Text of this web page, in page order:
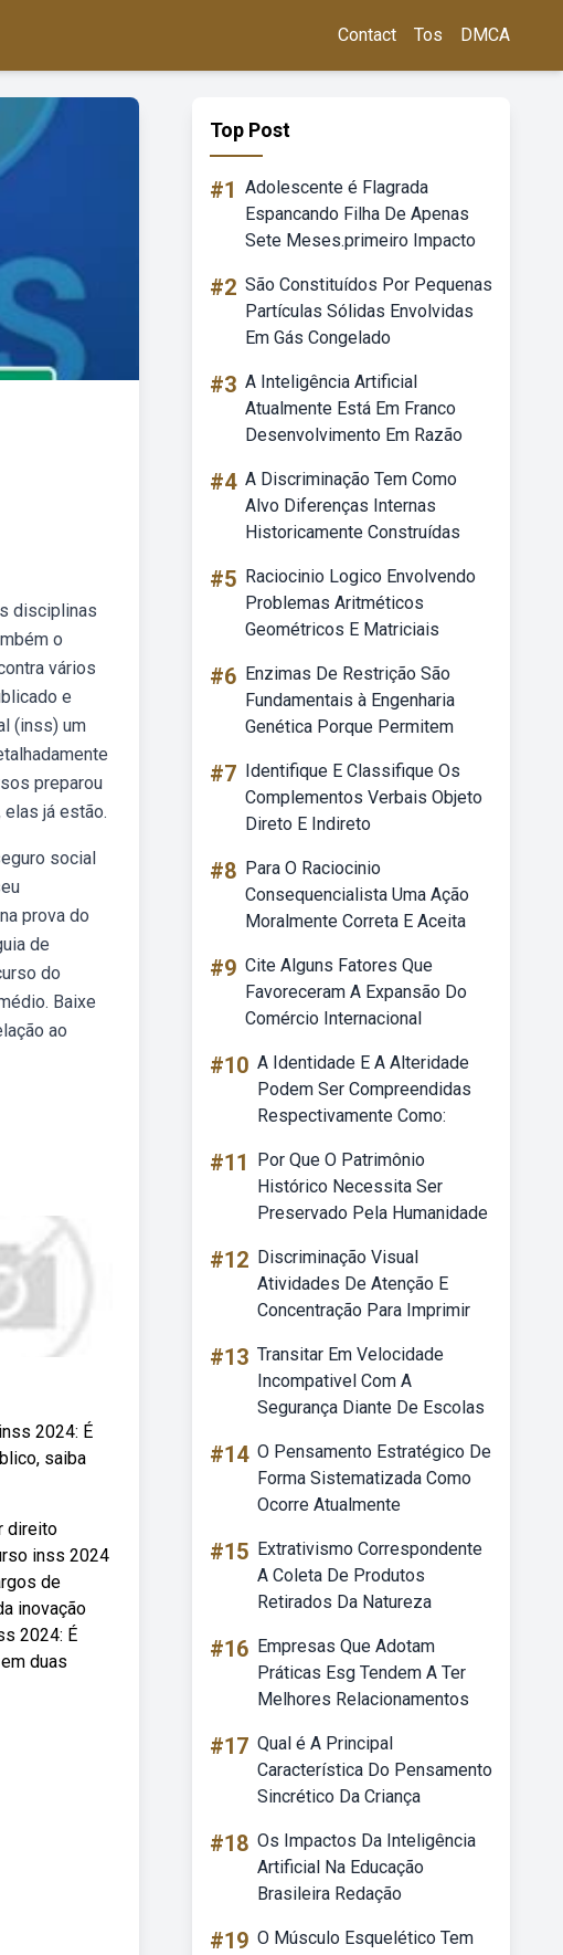
Contact Tos DMCA
disciplinas
o
vários
e
(inss) um
preparou
já estão.
social
prova do
de
do
Baixe
ao
2024: É
saiba
direito
inss 2024
de
inovação
2024: É
duas
Top Post
#1 Adolescente é Flagrada
Espancando Filha De Apenas
Sete Meses.primeiro Impacto
#2 São Constituídos Por Pequenas
Partículas Sólidas Envolvidas
Em Gás Congelado
#3 A Inteligência Artificial
Atualmente Está Em Franco
Desenvolvimento Em Razão
#4 A Discriminação Tem Como
Alvo Diferenças Internas
Historicamente Construídas
#5 Raciocinio Logico Envolvendo
Problemas Aritméticos
Geométricos E Matriciais
#6 Enzimas De Restrição São
Fundamentais à Engenharia
Genética Porque Permitem
#7 Identifique E Classifique Os
Complementos Verbais Objeto
Direto E Indireto
#8 Para O Raciocinio
Consequencialista Uma Ação
Moralmente Correta E Aceita
#9 Cite Alguns Fatores Que
Favoreceram A Expansão Do
Comércio Internacional
#10 A Identidade E A Alteridade
Podem Ser Compreendidas
Respectivamente Como:
#11
Por Que O Patrimônio
Histórico Necessita Ser
Preservado Pela Humanidade
#12 Discriminação Visual
Atividades De Atenção E
Concentração Para Imprimir
#13 Transitar Em Velocidade
Incompativel Com A
Segurança Diante De Escolas
#14 O Pensamento Estratégico De
Forma Sistematizada Como
Ocorre Atualmente
#15 Extrativismo Correspondente
A Coleta De Produtos
Retirados Da Natureza
#16 Empresas Que Adotam
Práticas Esg Tendem A Ter
Melhores Relacionamentos
#17 Qual é A Principal
Característica Do Pensamento
Sincrético Da Criança
#18 Os Impactos Da Inteligência
Artificial Na Educação
Brasileira Redação
#19 O Músculo Esquelético Tem